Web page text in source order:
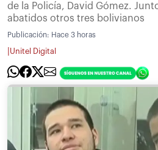
de la Policía, David Gómez.
abatidos otros tres bolivianos
Publicación: Hace 3 horas
Unitel Digital